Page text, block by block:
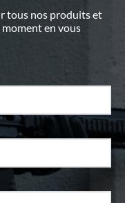
tous nos produits et
en vous